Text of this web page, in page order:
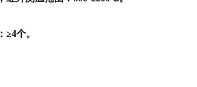
≥4个。